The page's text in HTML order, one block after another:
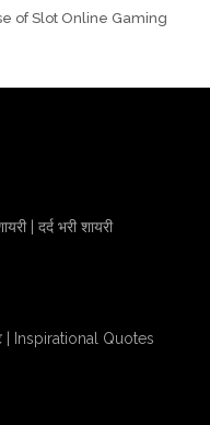
of Slot Online Gaming
| दर्द भरी शायरी
| Inspirational Quotes